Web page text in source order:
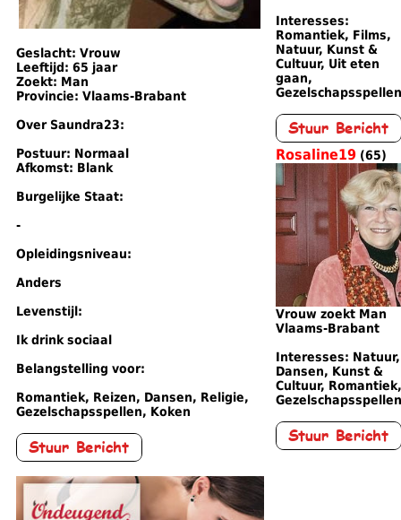
Geslacht: Vrouw
Leeftijd: 65 jaar
Zoekt: Man
Provincie: Vlaams-Brabant
Over Saundra23:
Postuur: Normaal
Afkomst: Blank
Burgelijke Staat:
-
Opleidingsniveau:
Anders
Levenstijl:
Ik drink sociaal
Belangstelling voor:
Romantiek, Reizen, Dansen, Religie,
Gezelschapsspellen, Koken
Interesses:
Romantiek, Films,
Natuur, Kunst &
Cultuur, Uit eten
gaan,
Gezelschapsspellen
Rosaline19 (65)
Vrouw zoekt Man
Vlaams-Brabant
Interesses: Natuur,
Dansen, Kunst &
Cultuur, Romantiek,
Gezelschapsspellen